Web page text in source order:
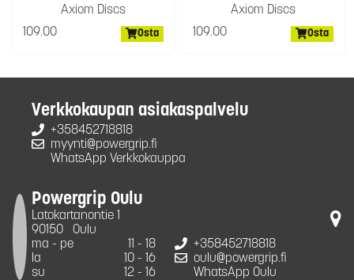
Axiom Discs
109.00
Osta
Axiom Discs
109.00
Osta
Verkkokaupan asiakaspalvelu
+358452718818
myynti@powergrip.fi
WhatsApp Verkkokauppa
Powergrip Oulu
Latokartanontie 1
90150
Oulu
ma - pe
11 - 18
la
10 - 16
su
12 - 16
+358452718818
oulu@powergrip.fi
WhatsApp Oulu